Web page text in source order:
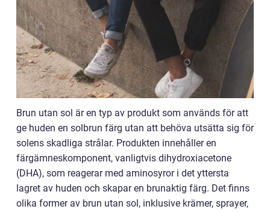
Brun utan sol är en typ av produkt som används för att
ge huden en solbrun färg utan att behöva utsätta sig för
solens skadliga strålar. Produkten innehåller en
färgämneskomponent, vanligtvis dihydroxiacetone
(DHA), som reagerar med aminosyror i det yttersta
lagret av huden och skapar en brunaktig färg. Det finns
olika former av brun utan sol, inklusive krämer, sprayer,